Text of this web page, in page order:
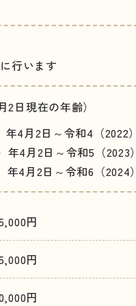
行います
日現在の年齢）
年4月2日～令和4（2022
年4月2日～令和5（2023
年4月2日～令和6（2024
円
円
円